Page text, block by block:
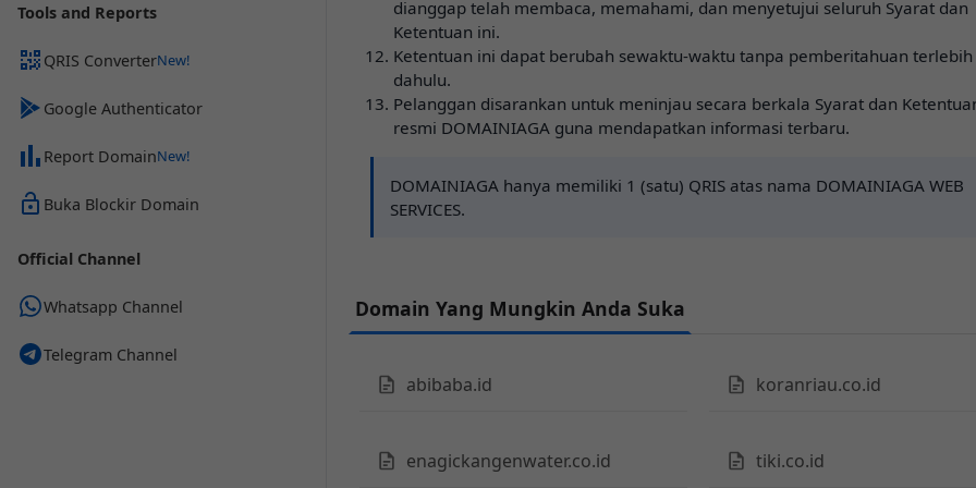
Tools and Reports
QRIS Converter
Google Authenticator
Report Domain
Buka Blockir Domain
Official Channel
Whatsapp Channel
Telegram Channel
dianggap telah membaca, memahami, dan menyetujui seluruh Syarat dan
Ketentuan ini.
Ketentuan ini dapat berubah sewaktu-waktu tanpa pemberitahuan terlebih
dahulu.
Pelanggan disarankan untuk meninjau secara berkala Syarat dan
resmi DOMAINIAGA guna mendapatkan informasi terbaru.
DOMAINIAGA hanya memiliki 1 (satu) QRIS atas nama DOMAINIAGA WEB
SERVICES.
Domain Yang Mungkin Anda Suka
abibaba.id koranriau.co.id
enagickangenwater.co.id tiki.co.id